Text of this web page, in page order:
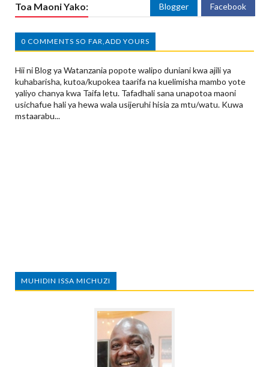
Toa Maoni Yako: Blogger Facebook
0 COMMENTS SO FAR,ADD YOURS
Hii ni Blog ya Watanzania popote walipo duniani kwa ajili ya
kuhabarisha, kutoa/kupokea taarifa na kuelimisha mambo yote
yaliyo chanya kwa Taifa letu. Tafadhali sana unapotoa maoni
usichafue hali ya hewa wala usijeruhi hisia za mtu/watu. Kuwa
mstaarabu...
MUHIDIN ISSA MICHUZI